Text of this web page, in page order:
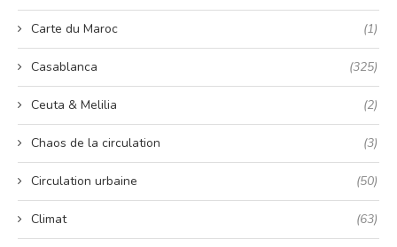
Carte du Maroc (1)
Casablanca (325)
Ceuta & Melilia (2)
Chaos de la circulation (3)
Circulation urbaine (50)
Climat (63)